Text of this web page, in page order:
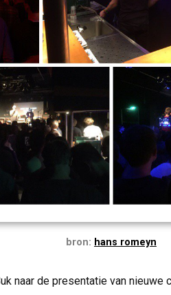
bron: hans romeyn
naar de presentatie van nieuwe